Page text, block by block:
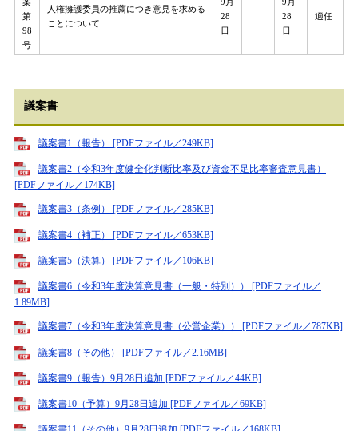
案
第
98
号
人権擁護委員の推薦につき意見を求める
ことについて
9月
28
日
9月
28
日
適任
議案書
議案書1（報告） [PDFファイル／249KB]
議案書2（令和3年度健全化判断比率及び資金不足比率審査意見書）
[PDFファイル／174KB]
議案書3（条例） [PDFファイル／285KB]
議案書4（補正） [PDFファイル／653KB]
議案書5（決算） [PDFファイル／106KB]
議案書6（令和3年度決算意見書（一般・特別）） [PDFファイル／
1.89MB]
議案書7（令和3年度決算意見書（公営企業）） [PDFファイル／787KB]
議案書8（その他） [PDFファイル／2.16MB]
議案書9（報告）9月28日追加 [PDFファイル／44KB]
議案書10（予算）9月28日追加 [PDFファイル／69KB]